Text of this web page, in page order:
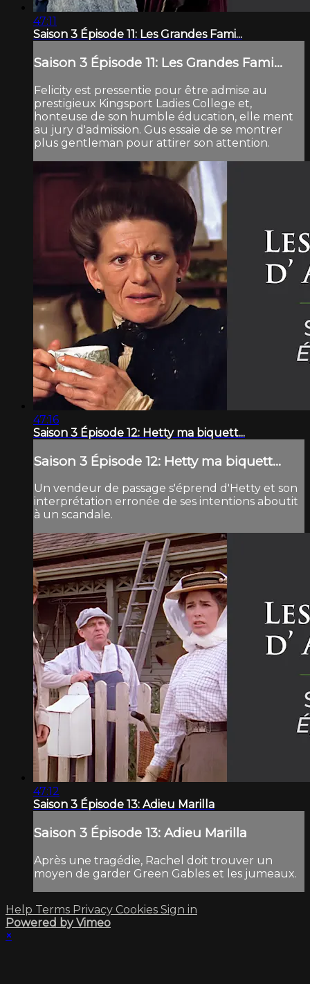
47:11
Saison 3 Épisode 11: Les Grandes Fami...
Saison 3 Épisode 11: Les Grandes Fami...
Felicity est pressentie pour être admise au
prestigieux Kingsport Ladies College et,
honteuse de son humble éducation, elle ment
au jury d'admission. Gus essaie de se montrer
plus gentleman pour attirer son attention.
47:16
Saison 3 Épisode 12: Hetty ma biquett...
Saison 3 Épisode 12: Hetty ma biquett...
Un vendeur de passage s'éprend d'Hetty et son
interprétation erronée de ses intentions aboutit
à un scandale.
47:12
Saison 3 Épisode 13: Adieu Marilla
Saison 3 Épisode 13: Adieu Marilla
Après une tragédie, Rachel doit trouver un
moyen de garder Green Gables et les jumeaux.
Help Terms Privacy Cookies Sign in
Powered by Vimeo
×